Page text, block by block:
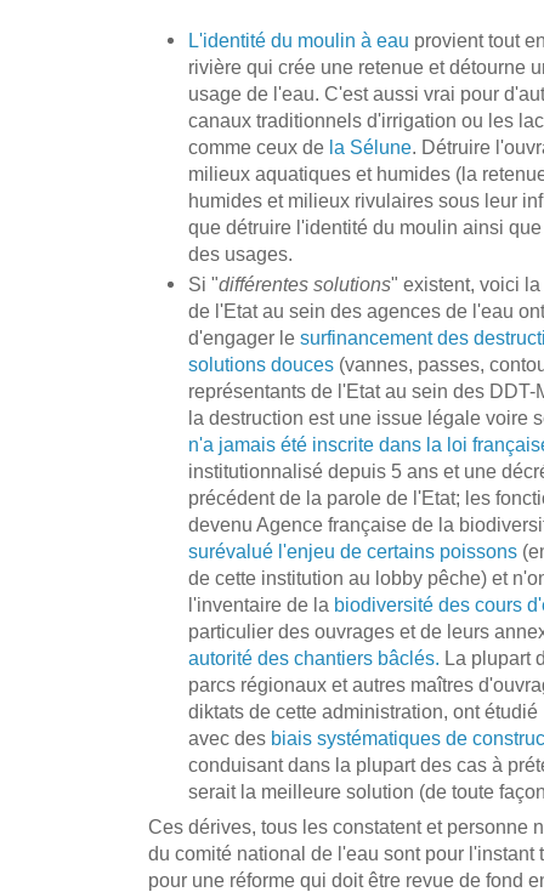
L'identité du moulin à eau provient tout
rivière qui crée une retenue et détourne
usage de l'eau. C'est aussi vrai pour
canaux traditionnels d'irrigation ou les
comme ceux de la Sélune. Détruire
milieux aquatiques et humides (la
humides et milieux rivulaires sous leur
que détruire l'identité du moulin ainsi
des usages.
Si "différentes solutions" existent, voici
de l'Etat au sein des agences de l'eau
d'engager le surfinancement des
solutions douces (vannes, passes,
représentants de l'Etat au sein des
la destruction est une issue légale voire
n'a jamais été inscrite dans la loi
institutionnalisé depuis 5 ans et une
précédent de la parole de l'Etat; les
devenu Agence française de la
surévalué l'enjeu de certains poissons
de cette institution au lobby pêche) et
l'inventaire de la biodiversité des cours
particulier des ouvrages et de leurs
autorité des chantiers bâclés. La plupart
parcs régionaux et autres maîtres
diktats de cette administration, ont
avec des biais systématiques de
conduisant dans la plupart des cas à
serait la meilleure solution (de toute
Ces dérives, tous les constatent et personne
du comité national de l'eau sont pour l'instant
pour une réforme qui doit être revue de fond